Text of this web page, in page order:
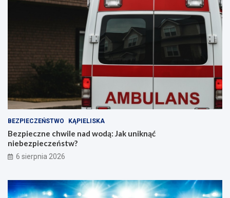
BEZPIECZEŃSTWO KĄPIELISKA
Bezpieczne chwile nad wodą: Jak uniknąć
niebezpieczeństw?
6 sierpnia 2026